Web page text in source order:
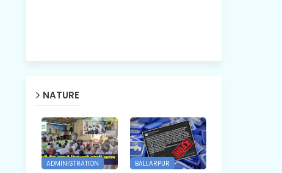
NATURE
ADMINISTRATION BALLARPUR